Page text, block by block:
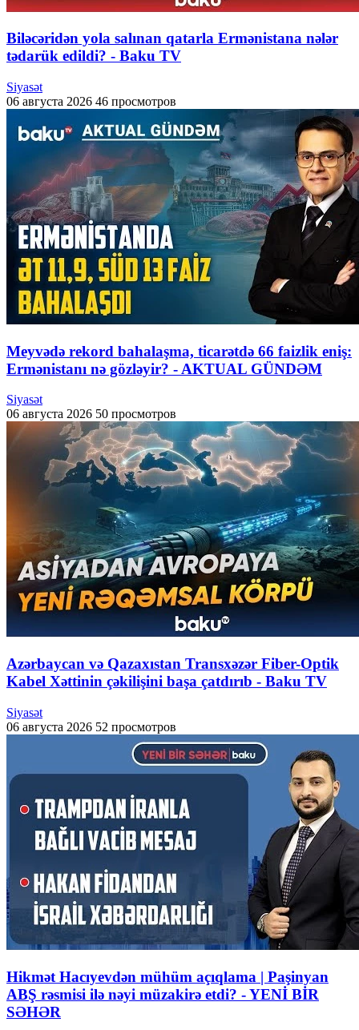
Biləcəridən yola salınan qatarla Ermənistana nələr
tədarük edildi? - Baku TV
Siyasət
06 августа 2026 46 просмотров
Meyvədə rekord bahalaşma, ticarətdə 66 faizlik eniş:
Ermənistanı nə gözləyir? - AKTUAL GÜNDƏM
Siyasət
06 августа 2026 50 просмотров
Azərbaycan və Qazaxıstan Transxəzər Fiber-Optik
Kabel Xəttinin çəkilişini başa çatdırıb - Baku TV
Siyasət
06 августа 2026 52 просмотров
Hikmət Hacıyevdən mühüm açıqlama | Paşinyan
ABŞ rəsmisi ilə nəyi müzakirə etdi? - YENİ BİR
SƏHƏR